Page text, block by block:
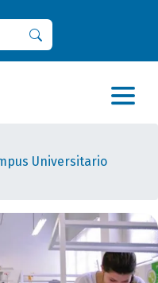
Universitario